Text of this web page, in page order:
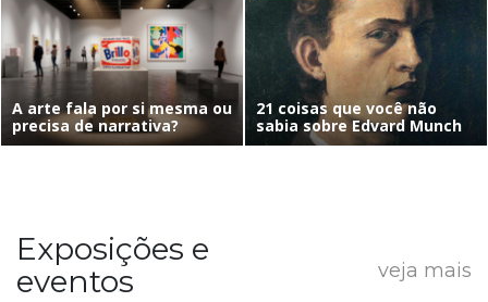
A arte fala por si mesma ou
precisa de narrativa?
21 coisas que você não
sabia sobre Edvard Munch
Exposições e
eventos
veja mais